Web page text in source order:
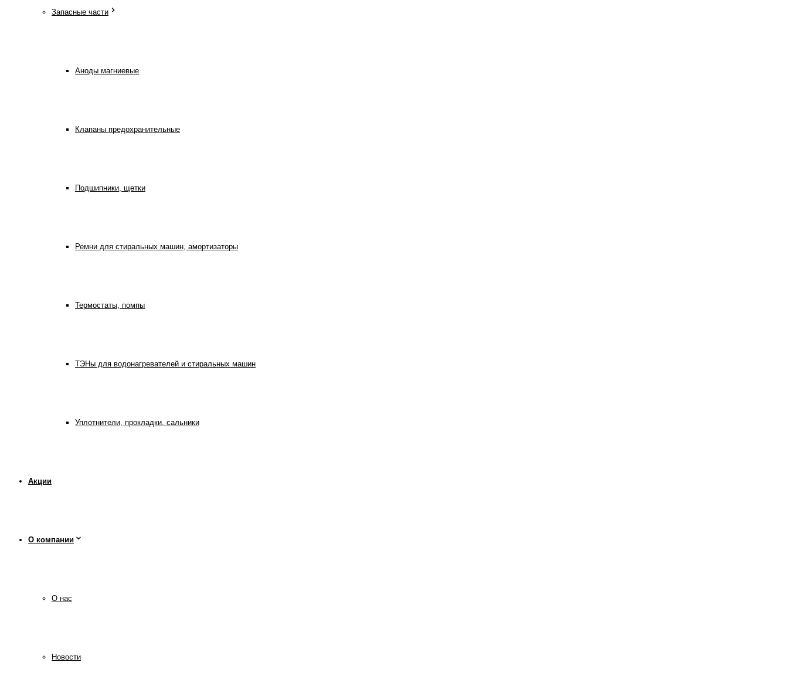
Запасные части
Аноды магниевые
Клапаны предохранительные
Подшипники, щетки
Ремни для стиральных машин, амортизаторы
Термостаты, помпы
ТЭНы для водонагревателей и стиральных машин
Уплотнители, прокладки, сальники
Акции
О компании
О нас
Новости